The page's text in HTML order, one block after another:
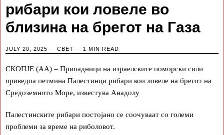
рибари кои ловеле во
близина на брегот на Газа
JULY 20, 2025 СВЕТ 1 MIN READ
СКОПЈЕ (АА) – Припадници на израелските поморски сили
приведоа петмина Палестинци рибари кои ловеле на брегот на
Средоземното Море, известува Анадолу
Палестинските рибари постојано се соочуваат со големи
проблеми за време на риболовот.